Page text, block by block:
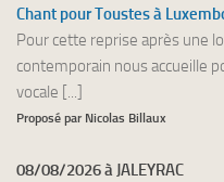
Chant pour Toustes à
Pour cette reprise après une
contemporain nous accueille
vocale [...]
Proposé par Nicolas Billaux
08/08/2026 à JALEYRAC